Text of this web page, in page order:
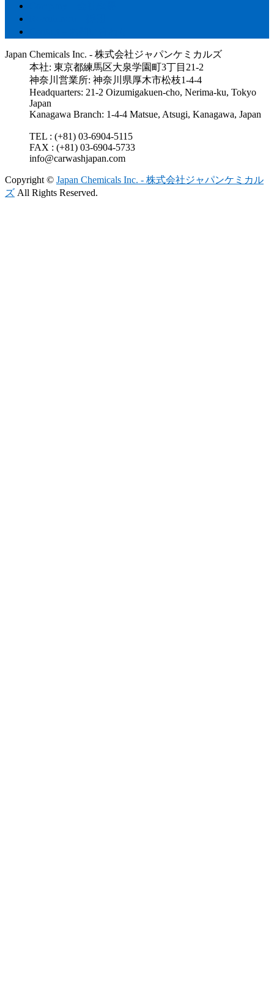
Japan Chemicals Inc. - 株式会社ジャパンケミカルズ
本社: 東京都練馬区大泉学園町3丁目21-2
神奈川営業所: 神奈川県厚木市松枝1-4-4
Headquarters: 21-2 Oizumigakuen-cho, Nerima-ku, Tokyo
Japan
Kanagawa Branch: 1-4-4 Matsue, Atsugi, Kanagawa, Japan
TEL : (+81) 03-6904-5115
FAX : (+81) 03-6904-5733
info@carwashjapan.com
Copyright © Japan Chemicals Inc. - 株式会社ジャパンケミカル
ズ All Rights Reserved.